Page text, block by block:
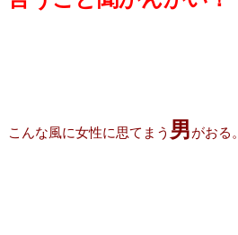
こんな風に女性に思てまう 男がおる。